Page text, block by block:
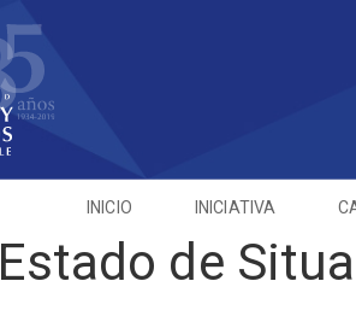
INICIO INICIATIVA
Estado de